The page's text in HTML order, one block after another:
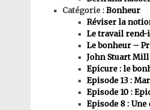
Catégorie : Bonheur
Réviser la
Le travail rend-
Le bonheur –
John Stuart
Epicure : le
Episode 13 :
Episode 10 :
Episode 8 :